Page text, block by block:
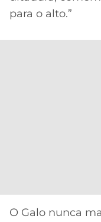
para o alto.”
O Galo nunca